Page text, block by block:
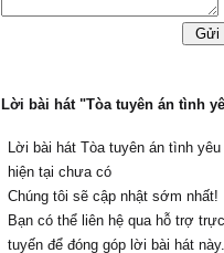
Lời bài hát "Tòa tuyên án tình
Lời bài hát Tòa tuyên án tình yêu
hiện tại chưa có
Chúng tôi sẽ cập nhật sớm nhất!
Bạn có thể liên hệ qua hỗ trợ trực
tuyến để đóng góp lời bài hát này.